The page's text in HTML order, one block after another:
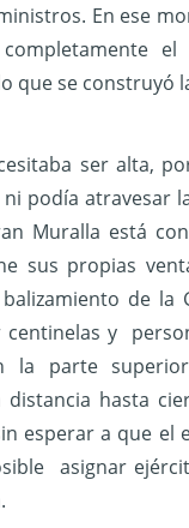
En ese
que se construyó
ser alta,
podía atravesar
Muralla está
sus propias
de la
centinelas y
la parte
distancia hasta
esperar a que el
asignar